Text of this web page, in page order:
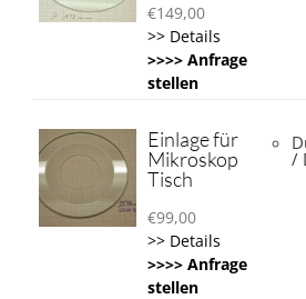
€149,00
>> Details
>>>> Anfrage
stellen
Einlage für
Mikroskop
Tisch
€99,00
>> Details
>>>> Anfrage
stellen
/